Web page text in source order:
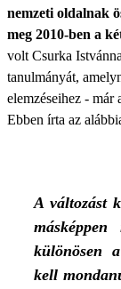
nemzeti oldalnak
meg 2010-ben a
volt Csurka
tanulmányát,
elemzéseihez - már
Ebben írta az
A változást
különösen
kell